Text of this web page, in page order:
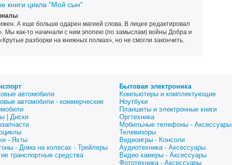
книги цикла "Мой сын"
А еще больше одарен магией слова. В лицее редактировал
Мы как-то начинали с ним эпопею (по замыслам) войны Добра и
разборки на книжных полках», но не смогли закончить.
автомобили
автомобили - коммерческие
| Диски
- Яхты
- Дома на колесах - Трейлеры
транспортные средства
Бытовая электроника
Компьютеры и комплектующие
Ноутбуки
Планшеты и электронные книги
Оргтехника
Мобильные телефоны - Аксессуары
Телевизоры
Видеоигры - Консоли
Аудиотехника - Аксессуары
Видео камеры - Аксессуары
Фототехника - Аксессуары